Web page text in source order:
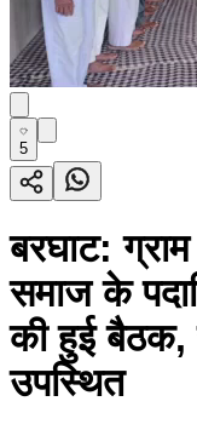
5
बरघाट: ग्राम
समाज के
की हुई बैठक,
उपस्थित